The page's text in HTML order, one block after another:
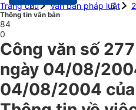
Trang chủ
Văn bản pháp luật
Thông tin văn bản
84
0
Công văn số
ngày 04/08/
04/08/2004 của